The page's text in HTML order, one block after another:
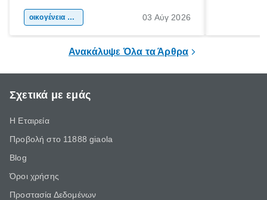
χώρας. Είτε πρόκειται για λίγες μέρες
οικογένεια & παιδί 03 Αύγ 2026
Ανακάλυψε Όλα τα Άρθρα
Σχετικά με εμάς
Η Εταιρεία
Προβολή στο 11888 giaola
Blog
Όροι χρήσης
Προστασία Δεδομένων